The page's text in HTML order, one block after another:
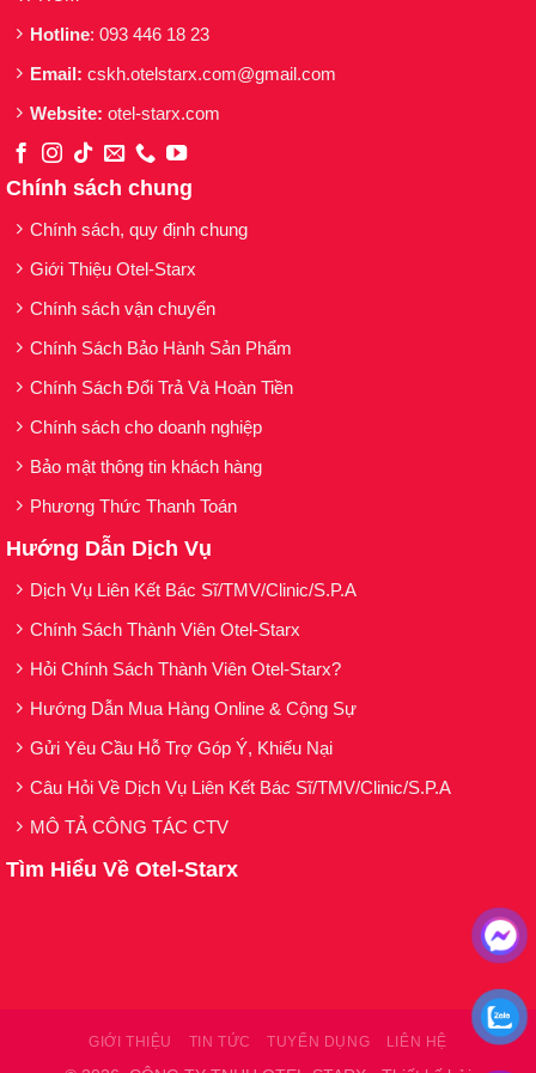
Hotline: 093 446 18 23
Email: cskh.otelstarx.com@gmail.com
Website: otel-starx.com
Chính sách chung
Chính sách, quy định chung
Giới Thiệu Otel-Starx
Chính sách vận chuyển
Chính Sách Bảo Hành Sản Phẩm
Chính Sách Đổi Trả Và Hoàn Tiền
Chính sách cho doanh nghiệp
Bảo mật thông tin khách hàng
Phương Thức Thanh Toán
Hướng Dẫn Dịch Vụ
Dịch Vụ Liên Kết Bác Sĩ/TMV/Clinic/S.P.A
Chính Sách Thành Viên Otel-Starx
Hỏi Chính Sách Thành Viên Otel-Starx?
Hướng Dẫn Mua Hàng Online & Cộng Sự
Gửi Yêu Cầu Hỗ Trợ Góp Ý, Khiếu Nại
Câu Hỏi Về Dịch Vụ Liên Kết Bác Sĩ/TMV/Clinic/S.P.A
MÔ TẢ CÔNG TÁC CTV
Tìm Hiểu Về Otel-Starx
GIỚI THIỆU TIN TỨC TUYỂN DỤNG LIÊN HỆ